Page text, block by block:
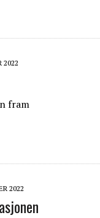
2022
fram
2022